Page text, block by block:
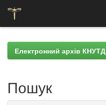
navigationЕлектронний архів КНУТД
Пошук